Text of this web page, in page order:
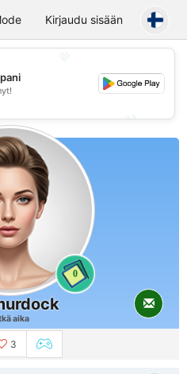
DatingKirjaudu sisään
💕
0
aika
3